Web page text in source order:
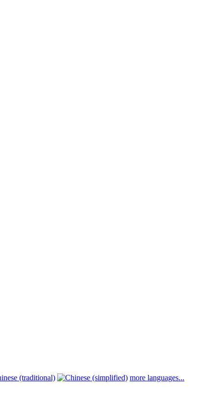
more languages...